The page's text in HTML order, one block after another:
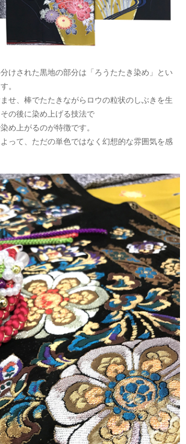
けされた黒地の部分は「ろうたたき染め」とい
。
せ、棒でたたきながらロウの粒状のしぶきを生
の後に染め上げる技法で
め上がるのが特徴です。
って、ただの単色ではなく幻想的な雰囲気を感